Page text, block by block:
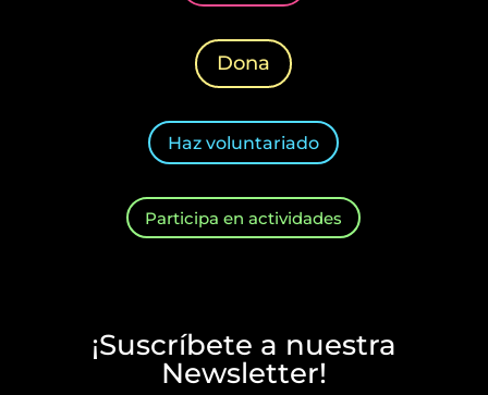
Dona
Haz voluntariado
Participa en actividades
¡Suscríbete a nuestra
Newsletter!